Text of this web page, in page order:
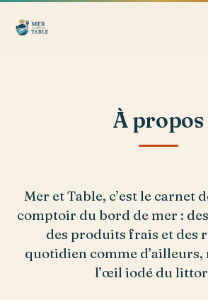
À propos
Mer et Table, c’est le carnet
comptoir du bord de mer :
des produits frais et des
quotidien comme d’ailleurs,
l’œil iodé du